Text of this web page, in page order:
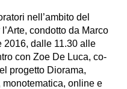
nell’ambito del
condotto da Marco
2016, dalle 11.30 alle
con Zoe De Luca, co-
progetto Diorama,
online e